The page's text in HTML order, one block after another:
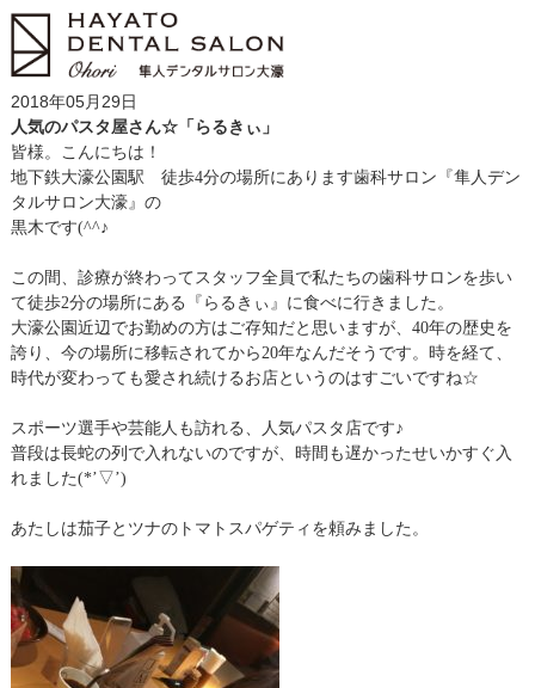
2018年05月29日
人気のパスタ屋さん☆「らるきぃ」
皆様。こんにちは！
地下鉄大濠公園駅 徒歩4分の場所にあります歯科サロン『隼人デン
タルサロン大濠』の
黒木です(^^♪
この間、診療が終わってスタッフ全員で私たちの歯科サロンを歩い
て徒歩2分の場所にある『らるきぃ』に食べに行きました。
大濠公園近辺でお勤めの方はご存知だと思いますが、40年の歴史を
誇り、今の場所に移転されてから20年なんだそうです。時を経て、
時代が変わっても愛され続けるお店というのはすごいですね☆
スポーツ選手や芸能人も訪れる、人気パスタ店です♪
普段は長蛇の列で入れないのですが、時間も遅かったせいかすぐ入
れました(*’▽’)
あたしは茄子とツナのトマトスパゲティを頼みました。